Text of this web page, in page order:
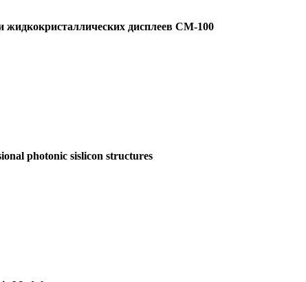
жидкокристаллических дисплеев СМ-100
photonic sislicon structures